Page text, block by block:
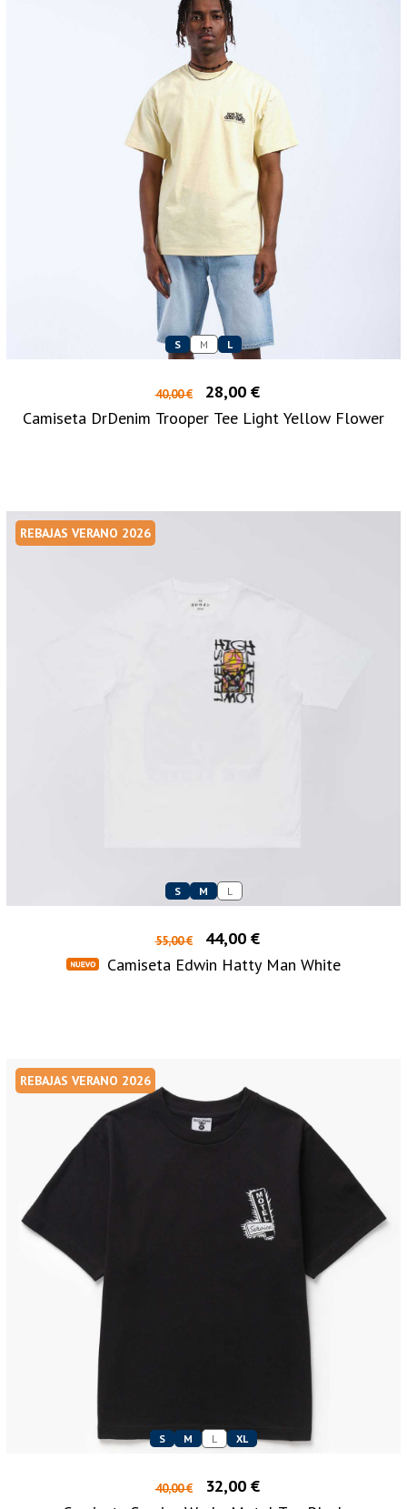
S M L
40,00 €
28,00 €
Camiseta DrDenim Trooper Tee Light Yellow Flower
REBAJAS VERANO 2026
S M L
55,00 €
44,00 €
Camiseta Edwin Hatty Man White
REBAJAS VERANO 2026
S M L XL
40,00 €
32,00 €